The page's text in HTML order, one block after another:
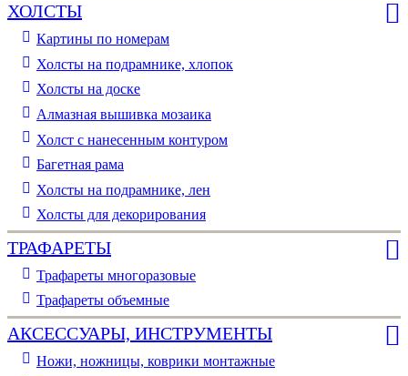
ХОЛСТЫ
Картины по номерам
Холсты на подрамнике, хлопок
Холсты на доске
Алмазная вышивка мозаика
Холст с нанесенным контуром
Багетная рама
Холсты на подрамнике, лен
Холсты для декорирования
ТРАФАРЕТЫ
Трафареты многоразовые
Трафареты объемные
АКСЕССУАРЫ, ИНСТРУМЕНТЫ
Ножи, ножницы, коврики монтажные